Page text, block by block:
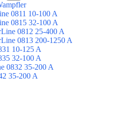
0811 10-100 A
0815 32-100 A
0812 25-400 A
0813 200-1250 A
10-125 A
32-100 A
0832 35-200 A
35-200 A